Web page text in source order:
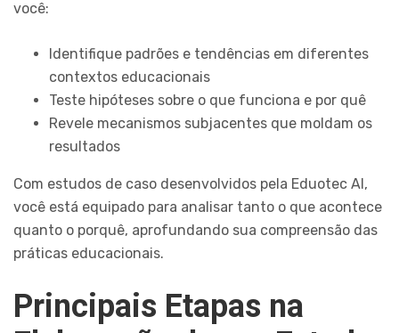
você:
Identifique padrões e tendências em diferentes
contextos educacionais
Teste hipóteses sobre o que funciona e por quê
Revele mecanismos subjacentes que moldam os
resultados
Com estudos de caso desenvolvidos pela Eduotec AI,
você está equipado para analisar tanto o que acontece
quanto o porquê, aprofundando sua compreensão das
práticas educacionais.
Principais Etapas na